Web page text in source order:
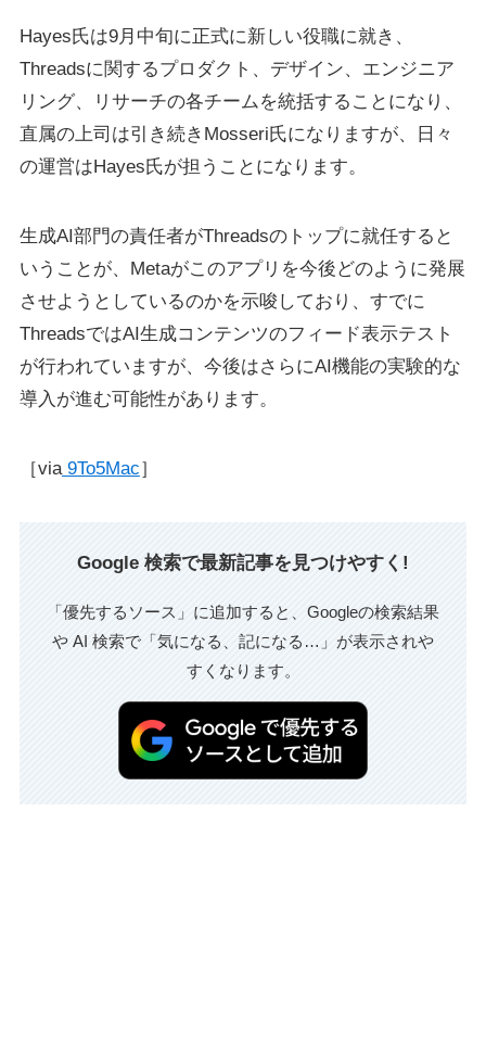
Hayes氏は9月中旬に正式に新しい役職に就き、
Threadsに関するプロダクト、デザイン、エンジニア
リング、リサーチの各チームを統括することになり、
直属の上司は引き続きMosseri氏になりますが、日々
の運営はHayes氏が担うことになります。
生成AI部門の責任者がThreadsのトップに就任すると
いうことが、Metaがこのアプリを今後どのように発展
させようとしているのかを示唆しており、すでに
ThreadsではAI生成コンテンツのフィード表示テスト
が行われていますが、今後はさらにAI機能の実験的な
導入が進む可能性があります。
［via9To5Mac］
Google 検索で最新記事を見つけやすく!
「優先するソース」に追加すると、Googleの検索結果
や AI 検索で「気になる、記になる…」が表示されや
すくなります。